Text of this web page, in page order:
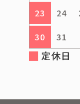
23 24
30 31
定休日